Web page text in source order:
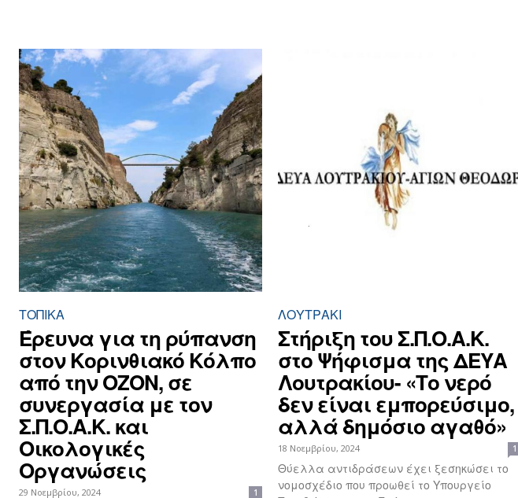
ΤΟΠΙΚΑ
Έρευνα για τη ρύπανση
στον Κορινθιακό Κόλπο
από την ΟΖΟΝ, σε
συνεργασία με τον
Σ.Π.Ο.Α.Κ. και
Οικολογικές
Οργανώσεις
29 Νοεμβρίου, 2024 1
ΛΟΥΤΡΆΚΙ
Στήριξη του Σ.Π.Ο.Α.Κ.
στο Ψήφισμα της ΔΕΥΑ
Λουτρακίου- «Το νερό
δεν είναι εμπορεύσιμο,
αλλά δημόσιο αγαθό»
18 Νοεμβρίου, 2024 1
Θύελλα αντιδράσεων έχει ξεσηκώσει το
νομοσχέδιο που προωθεί το Υπουργείο